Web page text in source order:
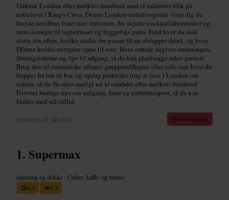
Udforsk London efter mørkets frembrud med et målrettet blik på
nattelivet i King's Cross. Denne London-nattelivsguide viser dig de
bedste sentåbne barer nær stationen, fra skjulte cocktaillaboratorier og
retro-lounger til tagterrasser og hyggelige pubs. Find hvor du skal
starte din aften, hvilke steder der passer til en afslappet drink, og hvor
DJ'erne holder energien oppe til sent. Hver omtale angiver stemningen,
åbningstiderne og tips til adgang, så du kan planlægge uden gætteri.
Brug den til romantiske aftener, gruppeudflugter eller solo-ture hvor du
hopper fra bar til bar, og opdag praktiske ting at lave i London om
natten, så du får mest muligt ud af området efter mørkets frembrud.
Forvent hurtige tips om indgang, køer og nattetransport, så du kan
færdes med selvtillid.
Opdateret 10. juni 2026 8 min læsning
Supermax
Spisning og drikke •Caféer, kaffe- og tehuse
4,3
3,7